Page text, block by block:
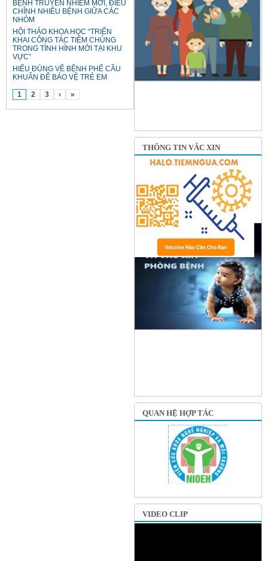
BỆNH TRUYỀN NHIỄM MỚI, ĐIỀU
CHỈNH NHIỀU BỆNH GIỮA CÁC
NHÓM
HỘI THẢO KHOA HỌC “TRIỂN
KHAI CÔNG TÁC TIÊM CHỦNG
TRONG TÌNH HÌNH MỚI TẠI KHU
VỰC”
HIỂU ĐÚNG VỀ BỆNH PHẾ CẦU
KHUẨN ĐỂ BẢO VỆ TRẺ EM
1 2 3 › »
THÔNG TIN VẮC XIN
QUAN HỆ HỢP TÁC
VIDEO CLIP